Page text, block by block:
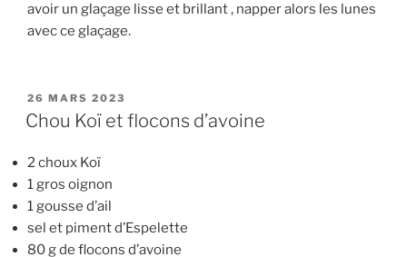
avoir un glaçage lisse et brillant , napper alors les lunes
avec ce glaçage.
PUBLIÉ
LE
26 MARS 2023
Chou Koï et flocons d’avoine
2 choux Koï
1 gros oignon
1 gousse d’ail
sel et piment d’Espelette
80 g de flocons d’avoine